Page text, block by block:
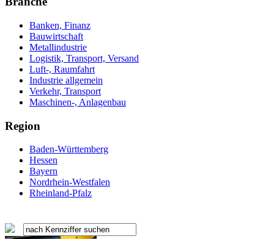
Banken, Finanz
Bauwirtschaft
Metallindustrie
Logistik, Transport, Versand
Luft-, Raumfahrt
Industrie allgemein
Verkehr, Transport
Maschinen-, Anlagenbau
Region
Baden-Württemberg
Hessen
Bayern
Nordrhein-Westfalen
Rheinland-Pfalz